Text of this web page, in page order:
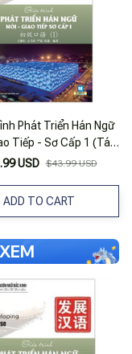
Phát Triển Hán Ngữ
Tiếp - Sơ Cấp 1 (Tái
Bản 2025)
USD $43.99 USD
ADD TO CART